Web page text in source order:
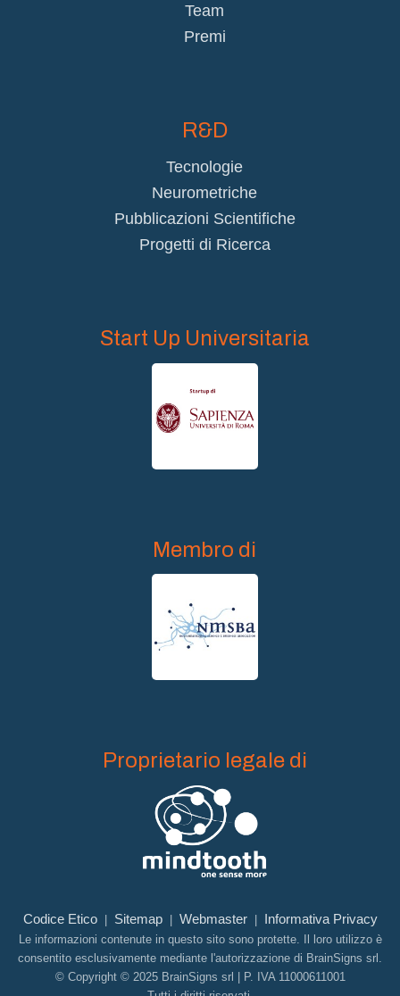
Team
Premi
R&D
Tecnologie
Neurometriche
Pubblicazioni Scientifiche
Progetti di Ricerca
Start Up Universitaria
Membro di
Proprietario legale di
Codice Etico| Sitemap| Webmaster| Informativa Privacy
Le informazioni contenute in questo sito sono protette. Il loro utilizzo è
consentito esclusivamente mediante l'autorizzazione di BrainSigns srl.
© Copyright © 2025 BrainSigns srl | P. IVA 11000611001